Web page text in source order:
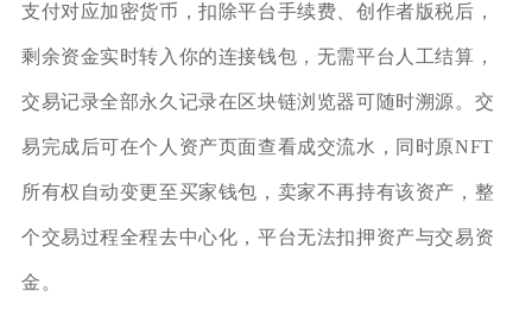
支付对应加密货币，扣除平台手续费、创作者版税后，
剩余资金实时转入你的连接钱包，无需平台人工结算，
交易记录全部永久记录在区块链浏览器可随时溯源。交
易完成后可在个人资产页面查看成交流水，同时原NFT
所有权自动变更至买家钱包，卖家不再持有该资产，整
个交易过程全程去中心化，平台无法扣押资产与交易资
金。